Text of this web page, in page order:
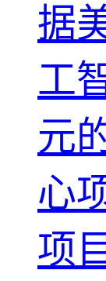
据
工
元
心
项